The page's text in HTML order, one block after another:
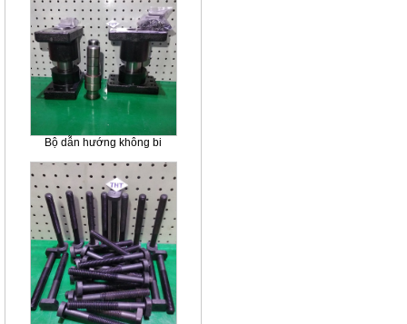
Bộ dẫn hướng không bi